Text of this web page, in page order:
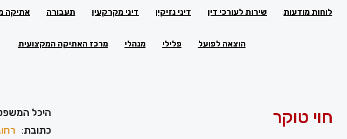
לוחות מודעות שירות לעורכי דין דיני נזיקין דיני מקרקעין תעבורה אתיקה
הוצאה לפועל פלילי מנהלי מרכז האתיקה המקצועית
חוי טוקר היכל
כתובת: רחוב